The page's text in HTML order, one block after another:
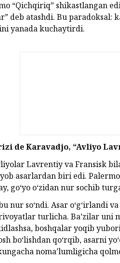
“Qichqiriq” shikastlangan
deb atashdi. Bu
yanada kuchaytirdi.
de Karavadjo, “Avliyo
Lavrentiy va Fransisk
asarlardan biri edi.
go‘yo o‘zidan nur sochib
nur so‘ndi. Asar o‘g‘irlandi
turlicha. Ba’zilar uni
boshqalar yoqib
bo‘lishdan qo‘rqib, asarni
noma’lumligicha